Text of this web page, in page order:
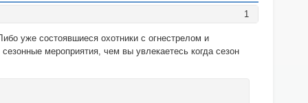
1
уже состоявшиеся охотники с огнестрелом и
мероприятия, чем вы увлекаетесь когда сезон